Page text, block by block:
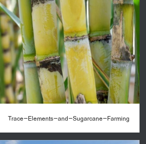
Trace-Elements-and-Sugarcane-Farming